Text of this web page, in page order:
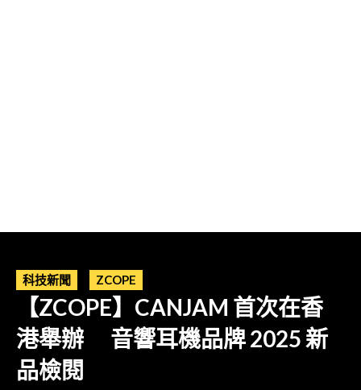
科技新聞 ZCOPE
【ZCOPE】CANJAM 首次在香
港舉辦 音響耳機品牌 2025 新
品檢閱